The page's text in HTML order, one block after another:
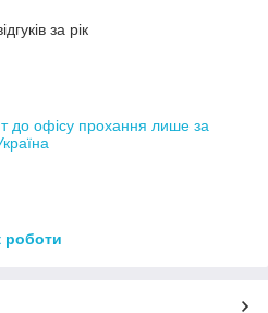
за рік
до офісу прохання лише за
роботи